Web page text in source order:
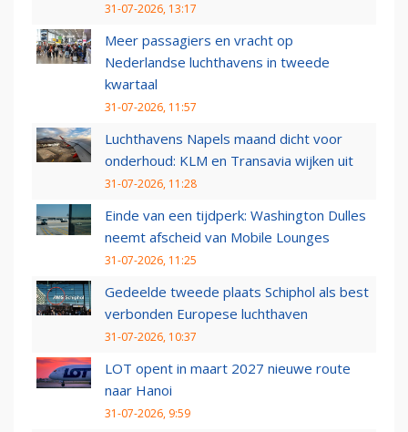
31-07-2026, 13:17
Meer passagiers en vracht op
Nederlandse luchthavens in tweede
kwartaal
31-07-2026, 11:57
Luchthavens Napels maand dicht voor
onderhoud: KLM en Transavia wijken uit
31-07-2026, 11:28
Einde van een tijdperk: Washington Dulles
neemt afscheid van Mobile Lounges
31-07-2026, 11:25
Gedeelde tweede plaats Schiphol als best
verbonden Europese luchthaven
31-07-2026, 10:37
LOT opent in maart 2027 nieuwe route
naar Hanoi
31-07-2026, 9:59